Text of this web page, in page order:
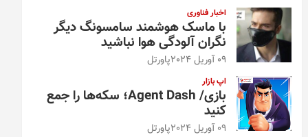
اخبار فناوری
با ماسک هوشمند سامسونگ دیگر
نگران آلودگی هوا نباشید
09 آوریل 2024 پاورتل
اپ بازار
بازی/ Agent Dash؛ سکه‌ها را جمع
کنید
09 آوریل 2024 پاورتل